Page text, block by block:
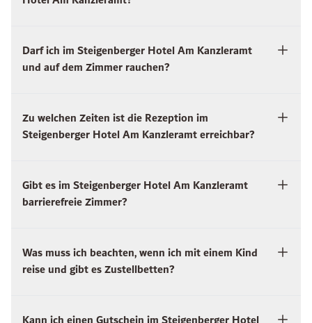
Darf ich im Steigenberger Hotel Am Kanzleramt
und auf dem Zimmer rauchen?
Zu welchen Zeiten ist die Rezeption im
Steigenberger Hotel Am Kanzleramt erreichbar?
Gibt es im Steigenberger Hotel Am Kanzleramt
barrierefreie Zimmer?
Was muss ich beachten, wenn ich mit einem Kind
reise und gibt es Zustellbetten?